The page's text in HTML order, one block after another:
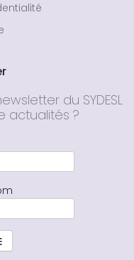
du SYDESL
actualités ?